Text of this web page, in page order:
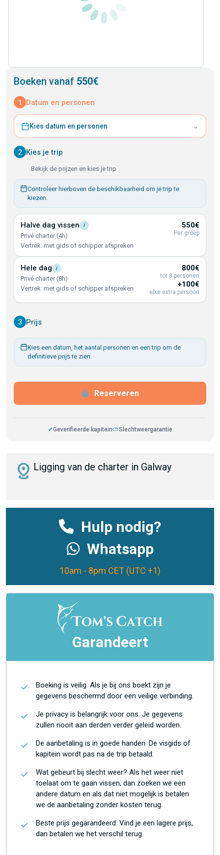
Boeken vanaf 550€
1 Datum en personen
Kies datum en personen ⌄
2 Kies je trip
Bekijk de prijzen en kies je trip
Controleer hierboven de beschikbaarheid om je trip te
kiezen.
Halve dag vissen i
Privé charter (4h)
Vertrek: met gids of schipper afspreken
550€
Per groep
Hele dag i
Privé charter (8h)
Vertrek: met gids of schipper afspreken
800€
tot 8 personen
+100€
elke extra persoon
3 Prijs
Kies een datum, het aantal personen en een trip om de
definitieve prijs te zien.
Reserveren
✓Geverifieerde kapitein⛅Slechtweergarantie
distance Ligging van de charter in Galway
Hulp nodig?
Whatsapp
10am - 8pm CET (UTC +1)
Garandeert
Boeking is veilig. Als je bij ons boekt zijn je
gegevens beschermd door een veilige verbinding.
Je privacy is belangrijk voor ons. Je gegevens
zullen nooit aan derden verder geleid worden.
De aanbetaling is in goede handen. De visgids of
kapitein wordt pas na de trip betaald.
Wat gebeurt bij slecht weer? Als het weer niet
toelaat om te gaan vissen, dan zoeken we een
andere datum en als dat niet mogelijk is betalen
we de aanbetaling zonder kosten terug.
Beste prijs gegarandeerd. Vind je een lagere prijs,
dan betalen we het verschil terug.